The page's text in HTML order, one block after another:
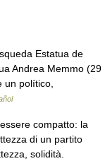
Estatua de
Andrea Memmo (29
político,
compatto: la
di un partito
solidità.